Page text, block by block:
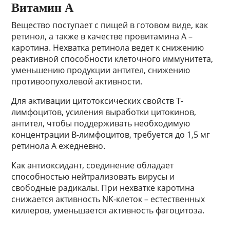
Витамин А
Вещество поступает с пищей в готовом виде, как
ретинол, а также в качестве провитамина А –
каротина. Нехватка ретинола ведет к снижению
реактивной способности клеточного иммунитета,
уменьшению продукции антител, снижению
противоопухолевой активности.
Для активации цитотоксических свойств Т-
лимфоцитов, усиления выработки цитокинов,
антител, чтобы поддерживать необходимую
концентрации В-лимфоцитов, требуется до 1,5 мг
ретинола А ежедневно.
Как антиоксидант, соединение обладает
способностью нейтрализовать вирусы и
свободные радикалы. При нехватке каротина
снижается активность NK-клеток – естественных
киллеров, уменьшается активность фагоцитоза.